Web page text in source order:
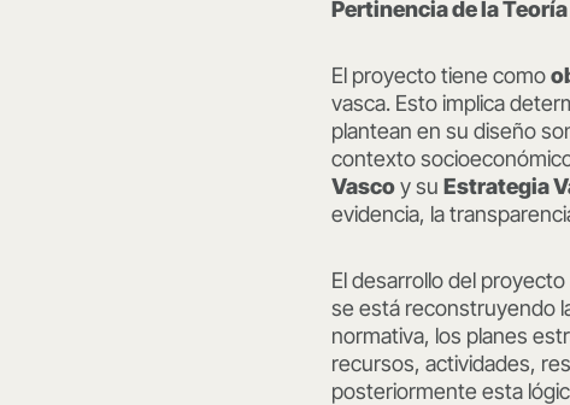
Pertinencia de la
El proyecto tiene como
vasca. Esto implica
plantean en su diseño
contexto
Vascoy su Estrategia
evidencia, la
El desarrollo del
se está reconstruyendo
normativa, los planes
recursos, actividades,
posteriormente esta